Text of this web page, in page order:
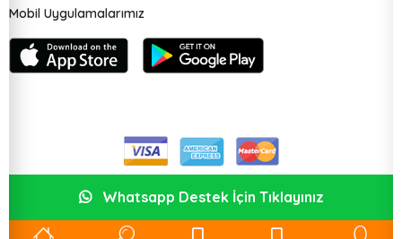
Mobil Uygulamalarımız
Whatsapp Destek İçin Tıklayınız